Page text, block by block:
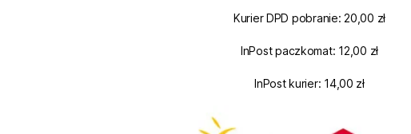
Kurier DPD pobranie: 20,00 zł
InPost paczkomat: 12,00 zł
InPost kurier: 14,00 zł